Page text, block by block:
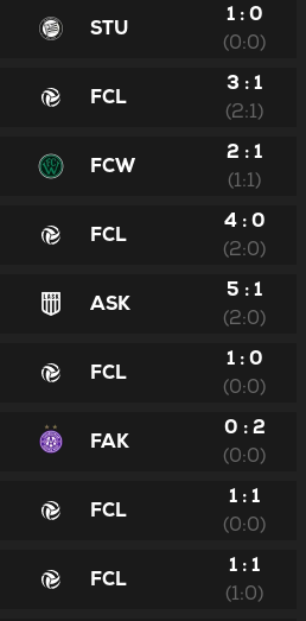
STU
1 : 0
(0:0)
FCL
3 : 1
(2:1)
FCW
2 : 1
(1:1)
FCL
4 : 0
(2:0)
ASK
5 : 1
(2:0)
FCL
1 : 0
(0:0)
FAK
0 : 2
(0:0)
FCL
1 : 1
(0:0)
FCL
1 : 1
(1:0)